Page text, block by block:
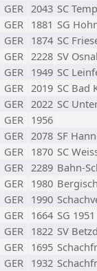
GER 2043 SC
GER 1881 SG
GER 1874 SC
GER 2228 SV
GER 1949 SC
GER 2019 SC Bad
GER 2022 SC
GER 1956
GER 2078 SF
GER 1870 SC
GER 2289 Bahn-
GER 1980
GER 1990
GER 1664 SG
GER 1822 SV
GER 1695
GER 1932